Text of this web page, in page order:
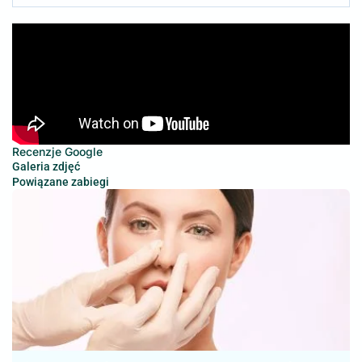
Recenzje Google
Galeria zdjęć
Powiązane zabiegi